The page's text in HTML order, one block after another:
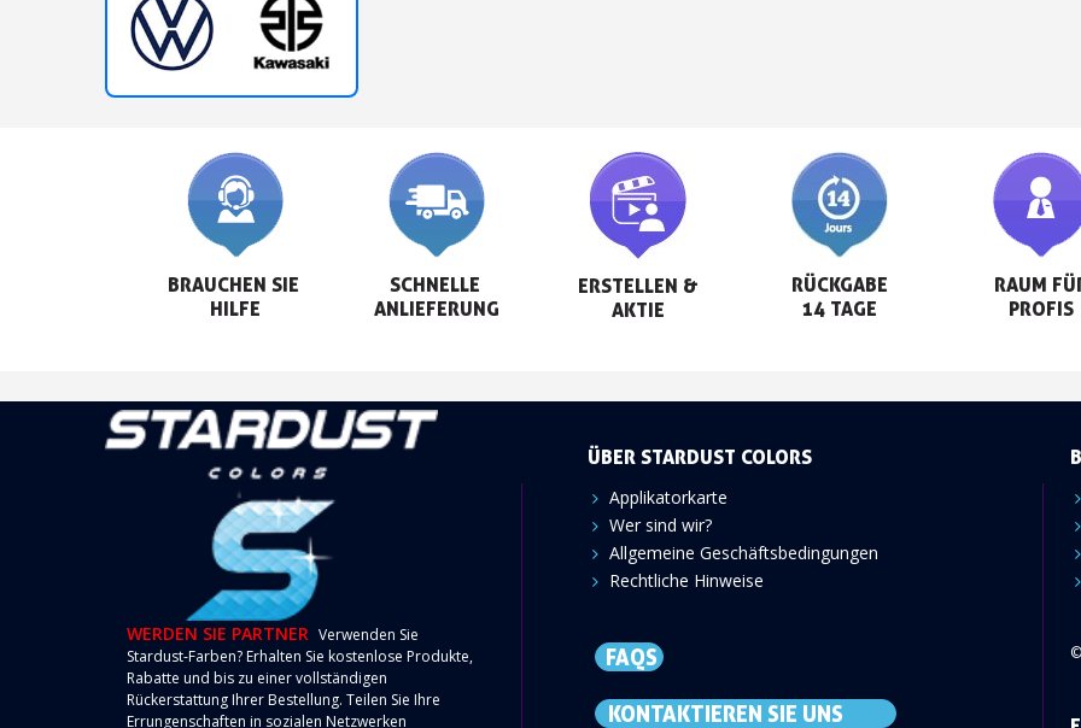
BRAUCHEN SIE
HILFE
SCHNELLE
ANLIEFERUNG
ERSTELLEN &
AKTIE
RÜCKGABE
14 TAGE
RAUM
PROFIS
WERDEN SIE PARTNER Verwenden Sie
Stardust-Farben? Erhalten Sie kostenlose Produkte,
Rabatte und bis zu einer vollständigen
Rückerstattung Ihrer Bestellung. Teilen Sie Ihre
Errungenschaften in sozialen Netzwerken
ÜBER STARDUST COLORS
Applikatorkarte
Wer sind wir?
Allgemeine Geschäftsbedingungen
Rechtliche Hinweise
FAQS
KONTAKTIEREN SIE UNS